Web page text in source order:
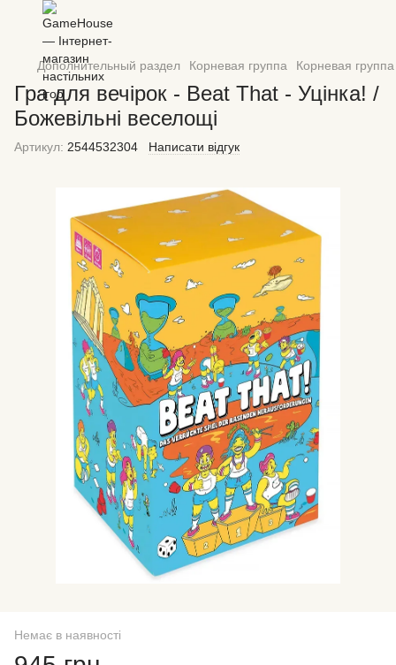
Дополнительный раздел Корневая группа Корневая
Гра для вечірок - Beat That - Уцінка! /
Божевільні веселощі
Артикул: 2544532304 Написати відгук
Немає в наявності